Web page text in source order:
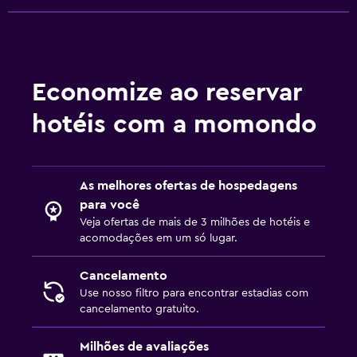
Serviço de passar roupa
Serviços de lavanderia
Prensa para calças
Saúde e segurança
Circuito fechado de televisão fora da propriedade
Segurança 24 horas
Cofre
Economize ao reservar
hotéis com a momondo
As melhores ofertas de hospedagens
para você
Veja ofertas de mais de 3 milhões de hotéis e
acomodações em um só lugar.
Cancelamento
Use nosso filtro para encontrar estadias com
cancelamento gratuito.
Milhões de avaliações